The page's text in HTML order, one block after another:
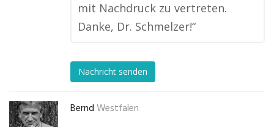
mit Nachdruck zu vertreten.
Danke, Dr. Schmelzer!“
Nachricht senden
Bernd Westfalen